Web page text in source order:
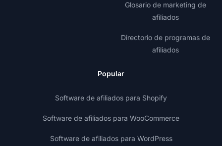
Glosario de marketing de
afiliados
Directorio de programas de
afiliados
Popular
Software de afiliados para Shopify
Software de afiliados para WooCommerce
Software de afiliados para WordPress